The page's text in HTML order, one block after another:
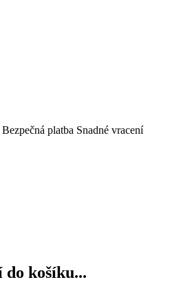
Bezpečná platba Snadné vracení
košíku...